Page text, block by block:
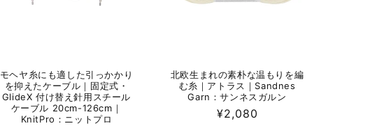
モヘヤ糸にも適した引っかかり
を抑えたケーブル｜固定式・
GlideX 付け替え針用スチール
ケーブル 20cm-126cm｜
KnitPro：ニットプロ
北欧生まれの素朴な温もりを編
む糸｜アトラス｜Sandnes
Garn：サンネスガルン
通
¥2,080